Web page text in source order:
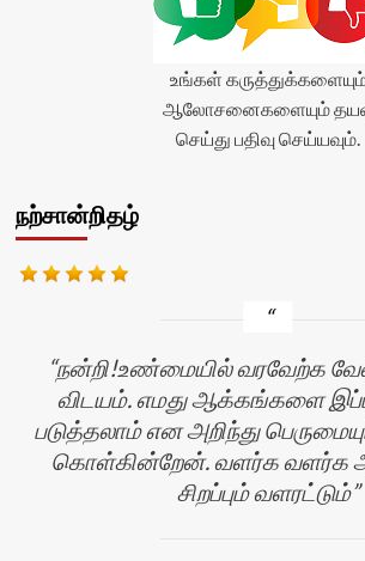
உங்கள்
ஆலோசனைகளையும்
செய்து பதிவு செய்யவும்.
நற்சான்றிதழ்
நன்றி!உண்மையில் வரவேற்க
விடயம். எமது ஆக்கங்களை
படுத்தலாம் என அறிந்து
கொள்கின்றேன். வளர்க வளர்க
சிறப்பும் வளரட்டும்